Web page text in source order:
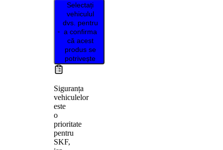
Selectați
vehiculul
dvs. pentru
a confirma
că acest
produs se
potrivește
Siguranța
vehiculelor
este
o
prioritate
pentru
SKF,